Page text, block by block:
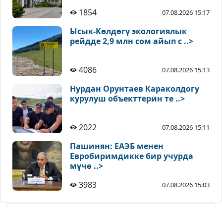
1854
07.08.2026 15:17
Ысык-Көлдөгү экологиялык
рейдде 2,9 млн сом айып с ..>
4086 07.08.2026 15:13
Нурдан Орунтаев Караколдогу
курулуш объекттерин те ..>
2022 07.08.2026 15:11
Пашинян: ЕАЭБ менен
Евробиримдикке бир учурда
мүчө ..>
3983
07.08.2026 15:03